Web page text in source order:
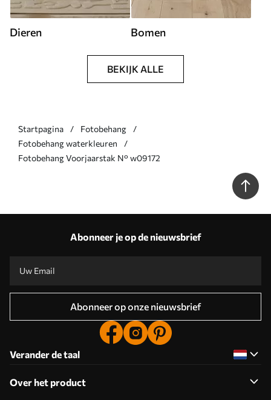
Dieren Bomen
BEKIJK ALLE
Startpagina
Fotobehang
Fotobehang waterkleuren
Fotobehang Voorjaarstak N° w09172
Abonneer je op de nieuwsbrief
Abonneer op onze nieuwsbrief
Verander de taal
Over het product